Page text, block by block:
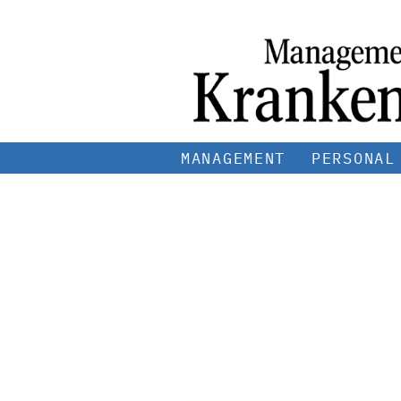
MANAGEMENT PERSONAL